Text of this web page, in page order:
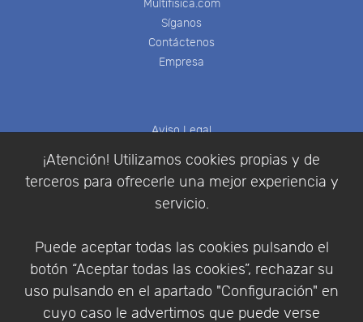
¡Atención! Utilizamos cookies propias y de
terceros para ofrecerle una mejor experiencia y
servicio.
Puede aceptar todas las cookies pulsando el
botón “Aceptar todas las cookies”, rechazar su
uso pulsando en el apartado "Configuración" en
cuyo caso le advertimos que puede verse
Multifisica.com
Síganos
Contáctenos
Empresa
Aviso Legal
Política de Privacidad
Condiciones de compra
Identificarse